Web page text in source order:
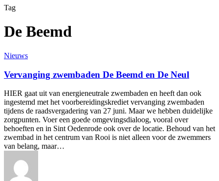
Tag
De Beemd
Vervanging
De
Beemd
en
De
Neul
Nieuws
Vervanging zwembaden De Beemd en De Neul
HIER gaat uit van energieneutrale zwembaden en heeft dan ook
ingestemd met het voorbereidingskrediet vervanging zwembaden
tijdens de raadsvergadering van 27 juni. Maar we hebben duidelijke
zorgpunten. Voer een goede omgevingsdialoog, vooral over
behoeften en in Sint Oedenrode ook over de locatie. Behoud van het
zwembad in het centrum van Rooi is niet alleen voor de zwemmers
van belang, maar…